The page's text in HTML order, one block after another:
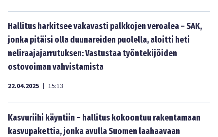
Hallitus harkitsee vakavasti palkkojen veroalea – SAK,
jonka pitäisi olla duunareiden puolella, aloitti heti
neliraajajarrutuksen: Vastustaa työntekijöiden
ostovoiman vahvistamista
22.04.2025 | 15:13
Kasvuriihi käyntiin – hallitus kokoontuu rakentamaan
kasvupakettia, jonka avulla Suomen laahaavaan